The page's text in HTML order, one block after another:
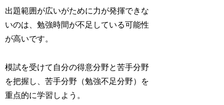
出題範囲が広いがために力が発揮できな
いのは、勉強時間が不足している可能性
が高いです。
模試を受けて自分の得意分野と苦手分野
を把握し、苦手分野（勉強不足分野）を
重点的に学習しよう。